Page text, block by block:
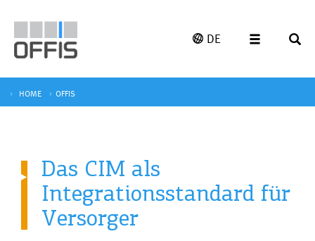
DE
HOME OFFIS
Das CIM als
Integrationsstandard für
Versorger